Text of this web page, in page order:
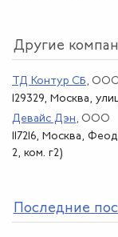
Другие
ТД Контур СБ ,
129329, Москва,
Девайс Дэн, ООО
117216, Москва,
2, ком. г2)
Последние